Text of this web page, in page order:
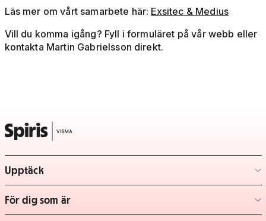
Läs mer om vårt samarbete här: Exsitec & Medius
Vill du komma igång? Fyll i formuläret på vår webb eller
kontakta Martin Gabrielsson direkt.
Upptäck
– klicka för att expandera lista
För dig som är
– klicka för att expandera lista